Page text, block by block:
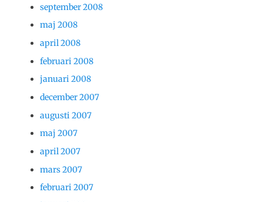
september 2008
maj 2008
april 2008
februari 2008
januari 2008
december 2007
augusti 2007
maj 2007
april 2007
mars 2007
februari 2007